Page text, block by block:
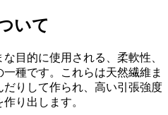
いて
目的に使用される、柔軟性、
種です。これらは天然繊維ま
りして作られ、高い引張強度
り出します。